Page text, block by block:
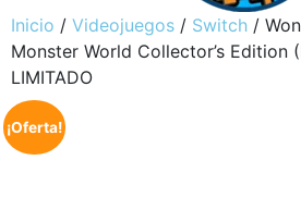
Inicio / Videojuegos / Switch /
Monster World Collector’s Edition
LIMITADO
¡Oferta!